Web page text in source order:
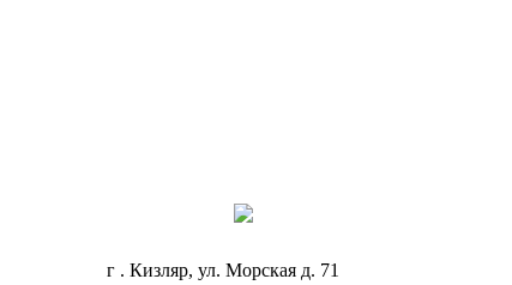
г . Кизляр, ул. Морская д. 71